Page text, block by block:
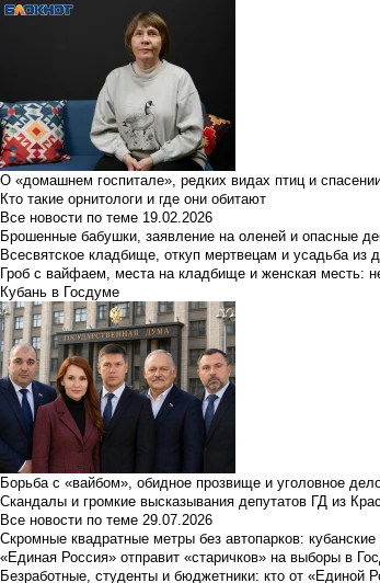
О «домашнем госпитале», редких видах птиц и
Кто такие орнитологи и где они обитают
Все новости по теме 19.02.2026
Брошенные бабушки, заявление на оленей и опасные
Всесвятское кладбище, откуп мертвецам и усадьба из
Гроб с вайфаем, места на кладбище и женская месть:
Кубань в Госдуме
Борьба с «вайбом», обидное прозвище и уголовное
Скандалы и громкие высказывания депутатов ГД из
Все новости по теме 29.07.2026
Скромные квадратные метры без автопарков:
«Единая Россия» отправит «старичков» на выборы в
Безработные, студенты и бюджетники: кто от «Единой